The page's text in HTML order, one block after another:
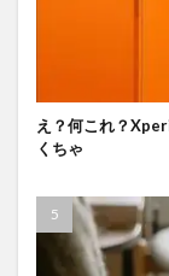
え？何これ？
くちゃ